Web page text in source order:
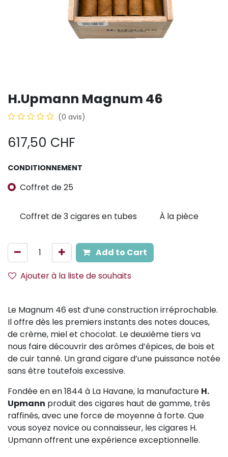
H.Upmann Magnum 46
(0 avis)
617,50 CHF
CONDITIONNEMENT
Coffret de 25
Coffret de 3 cigares en tubes À la pièce
Add to Cart
Ajouter à la liste de souhaits
Le Magnum 46 est d’une construction irréprochable.
Il offre dès les premiers instants des notes douces,
de crème, miel et chocolat. Le deuxième tiers va
nous faire découvrir des arômes d’épices, de bois et
de cuir tanné. Un grand cigare d’une puissance notée
sans être toutefois excessive.
Fondée en en 1844 à La Havane, la manufacture H.
Upmann produit des cigares haut de gamme, très
raffinés, avec une force de moyenne à forte. Que
vous soyez novice ou connaisseur, les cigares H.
Upmann offrent une expérience exceptionnelle.